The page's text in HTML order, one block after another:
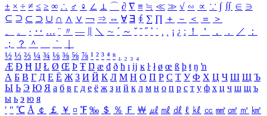
± × ÷ ≠ ≤ ≥ ∞ ∴ ♂ ♀ ∠ ⊥ ⌒ ∂ ∇ ≡ ≒ ≪ ≫ √ ∽ ∝ ∵ ∫ ∬ ∈ ∋
⊆ ⊇ ⊂ ⊃ ∪ ∩ ∧ ∨ ￢ ⇒ ⇔ ∀ ∃ ∮ ∑ ∏ ＋ － ＜ ＝
＞
、
。 · ‥ … ¨ 〃 ― ＼ ∼ ´ ～ ˇ ˘ ˝ ˚ ˙ ¸ ¡ ¿ ː ！ ＇ ， ． ／
：
；
？ ＾ ｀
½ ⅓ ⅔ ¼ ¾ ⅛ ⅜ ⅝ ⅞ ¹ ² ³ ⁴ ⁿ ₁ ₂ ₃ ₄
Æ Ð Ħ Ĳ Ł Ø Œ Þ Ŧ Ŋ æ đ ð ħ ı ĳ ĸ ŀ ł ø œ ß þ ŧ ŋ ŉ
А Б В Г Д Е Ё Ж З И Й К Л М Н О П Р С Т У Ф Х Ц Ч Ш Щ Ъ
Ы Ь Э Ю Я а б в г д е ё ж з и й к л м н о п р с т у ф х ц ч ш щ ъ
ы ь э ю я
′ ″ ℃ Å ￠ ￡ ￥ ¤ ℉ ‰ ＄ ％ Ｆ ￦ ㎕ ㎖ ㎗ ℓ ㎘ ㏄ ㎣ ㎤ ㎥ ㎦